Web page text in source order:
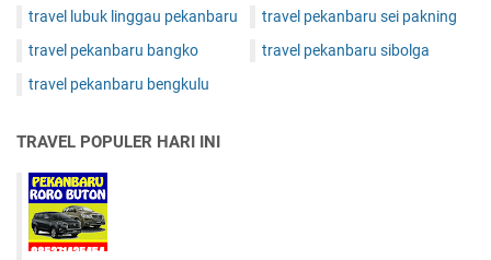
travel lubuk linggau pekanbaru
travel pekanbaru bangko
travel pekanbaru bengkulu
travel pekanbaru sei pakning
travel pekanbaru sibolga
TRAVEL POPULER HARI INI